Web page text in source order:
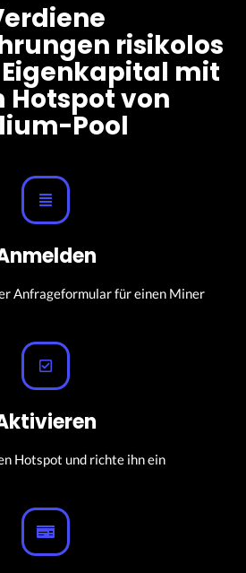
risikolos
mit
Hotspot von
Pool
Anfrageformular für einen Miner
Hotspot und richte ihn ein